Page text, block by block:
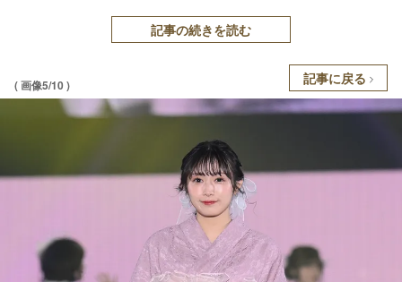
記事の続きを読む
( 画像5/10 ) 記事に戻る